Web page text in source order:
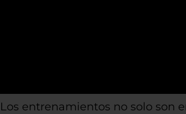
Los entrenamientos no solo son